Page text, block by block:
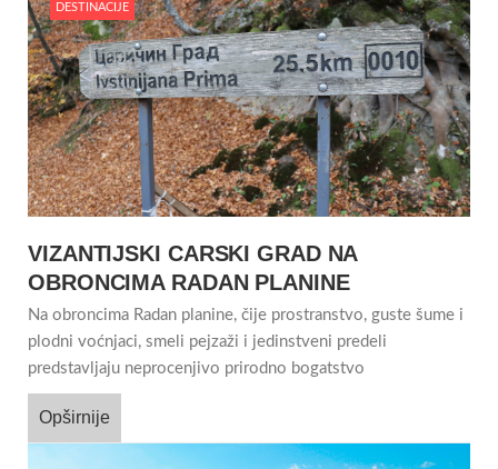
DESTINACIJE
VIZANTIJSKI CARSKI GRAD NA
OBRONCIMA RADAN PLANINE
Na obroncima Radan planine, čije prostranstvo, guste šume i
plodni voćnjaci, smeli pejzaži i jedinstveni predeli
predstavljaju neprocenjivo prirodno bogatstvo
Opširnije